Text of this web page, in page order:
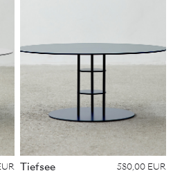
Tiefsee 580,00 EUR